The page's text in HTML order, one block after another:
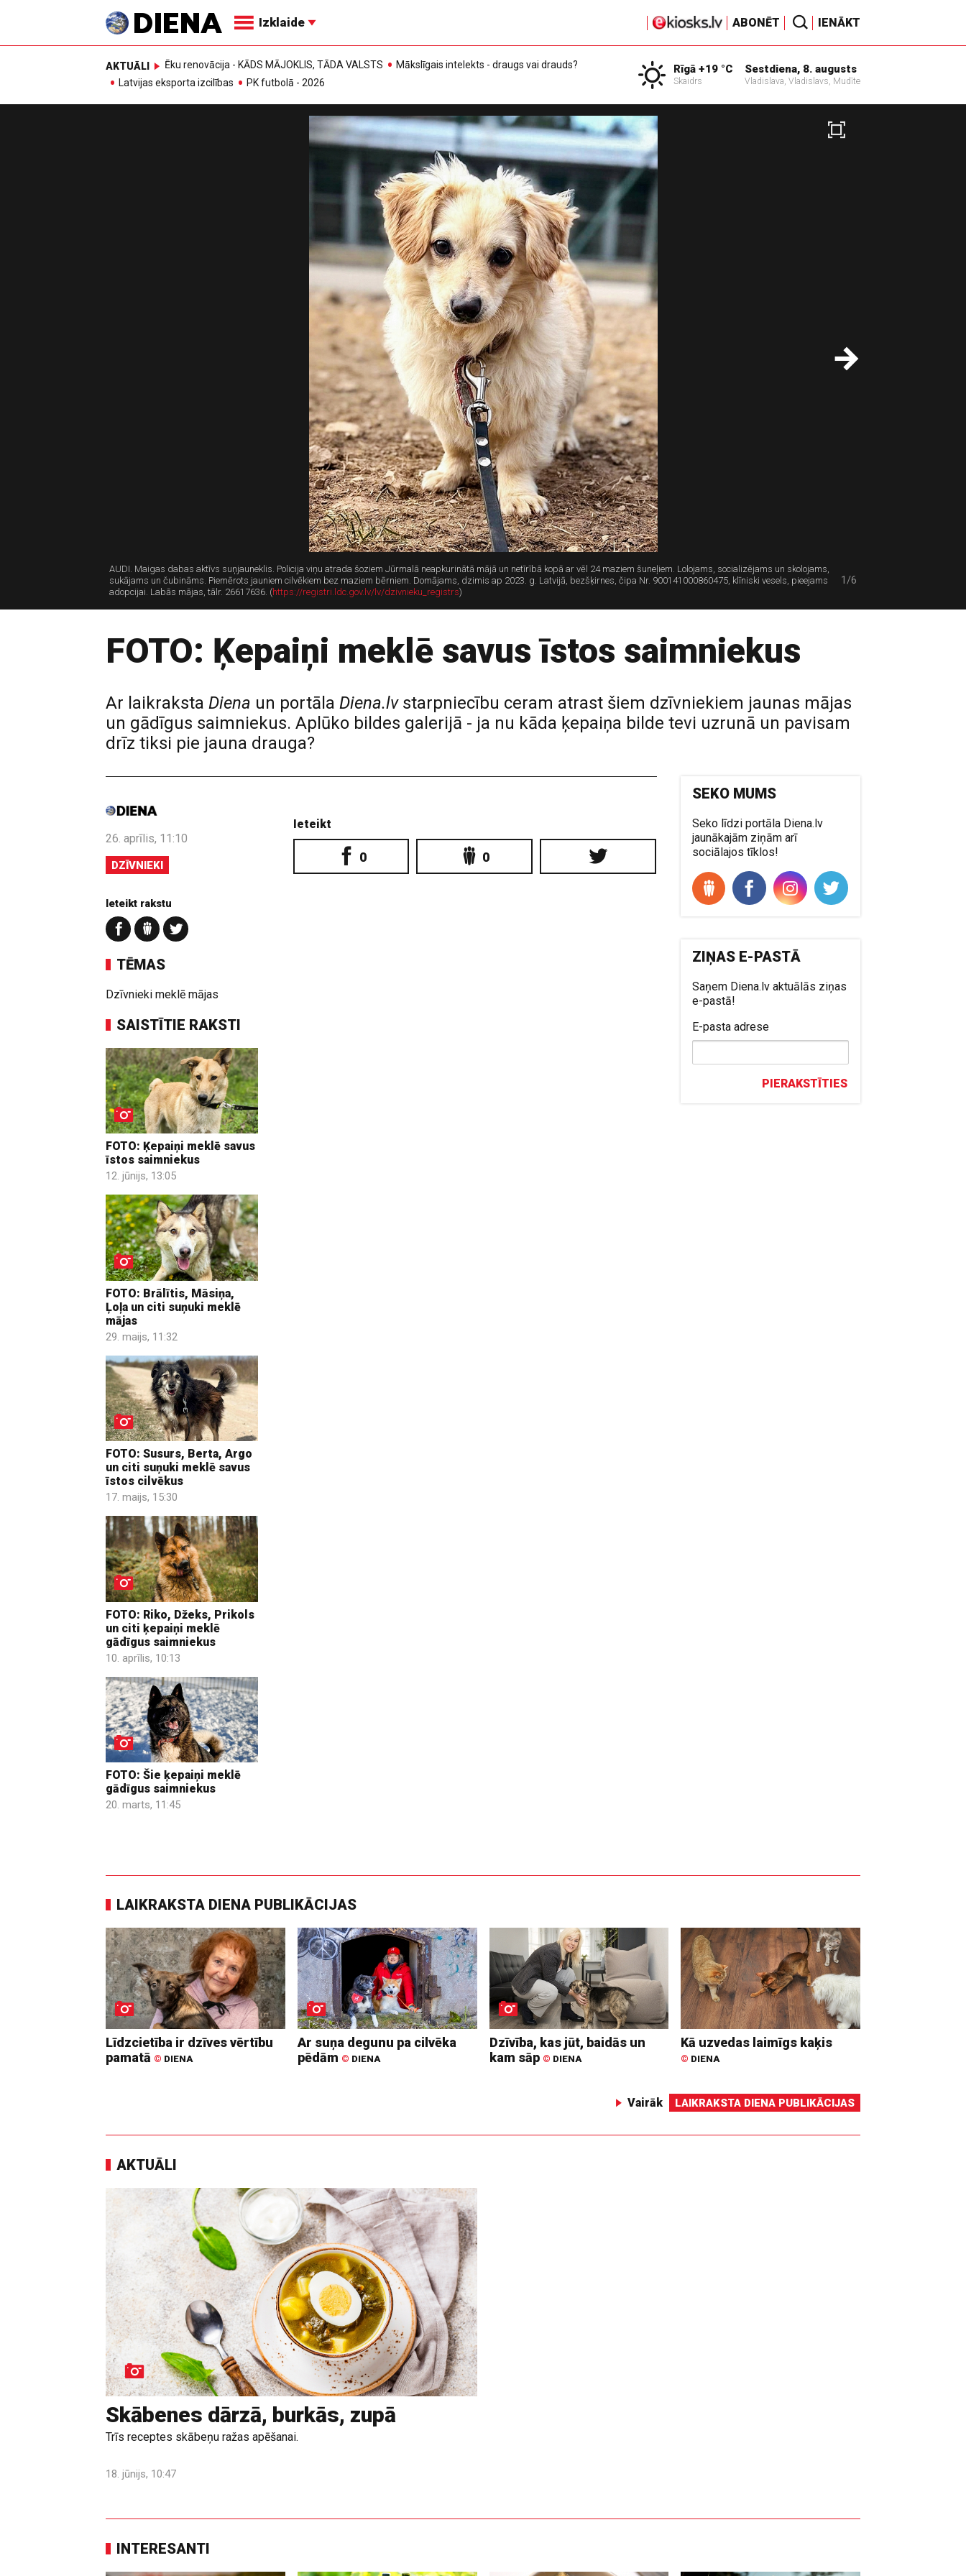
Izklaide ABONĒT IENĀKT
AKTUĀLI Ēku renovācija - KĀDS MĀJOKLIS, TĀDA VALSTS
Mākslīgais intelekts - draugs vai drauds?
Latvijas eksporta izcilības
PK futbolā - 2026
Rīgā +19 °C
Skaidrs
Sestdiena, 8. augusts
Vladislava, Vladislavs, Mudīte
AUDI. Maigas dabas aktīvs suņjauneklis. Policija viņu atrada šoziem Jūrmalā neapkurinātā mājā un netīrībā kopā ar vēl 24 maziem šuneļiem. Lolojams, socializējams un skolojams,
sukājams un čubināms. Piemērots jauniem cilvēkiem bez maziem bērniem. Domājams, dzimis ap 2023. g. Latvijā, bezšķirnes, čipa Nr. 900141000860475, klīniski vesels, pieejams
adopcijai. Labās mājas, tālr. 26617636. (https://registri.ldc.gov.lv/lv/dzivnieku_registrs)
1/6
FOTO: Ķepaiņi meklē savus īstos saimniekus
Ar laikraksta Diena un portāla Diena.lvstarpniecību ceram atrast šiem dzīvniekiem jaunas mājas
un gādīgus saimniekus. Aplūko bildes galerijā - ja nu kāda ķepaiņa bilde tevi uzrunā un pavisam
drīz tiksi pie jauna drauga?
26. aprīlis, 11:10
DZĪVNIEKI
Ieteikt rakstu
TĒMAS
Dzīvnieki meklē mājas
SAISTĪTIE RAKSTI
FOTO: Ķepaiņi meklē savus
īstos saimniekus
12. jūnijs, 13:05
FOTO: Brālītis, Māsiņa,
Ļoļa un citi suņuki meklē
mājas
29. maijs, 11:32
FOTO: Susurs, Berta, Argo
un citi suņuki meklē savus
īstos cilvēkus
17. maijs, 15:30
FOTO: Riko, Džeks, Prikols
un citi ķepaiņi meklē
gādīgus saimniekus
10. aprīlis, 10:13
FOTO: Šie ķepaiņi meklē
gādīgus saimniekus
20. marts, 11:45
Ieteikt
0 0
SEKO MUMS
Seko līdzi portāla Diena.lv
jaunākajām ziņām arī
sociālajos tīklos!
ZIŅAS E-PASTĀ
Saņem Diena.lv aktuālās ziņas
e-pastā!
E-pasta adrese
PIERAKSTĪTIES
LAIKRAKSTA DIENA PUBLIKĀCIJAS
Līdzcietība ir dzīves vērtību
pamatā © DIENA
Ar suņa degunu pa cilvēka
pēdām © DIENA
Dzīvība, kas jūt, baidās un
kam sāp © DIENA
Kā uzvedas laimīgs kaķis
© DIENA
Vairāk LAIKRAKSTA DIENA PUBLIKĀCIJAS
AKTUĀLI
Skābenes dārzā, burkās, zupā
Trīs receptes skābeņu ražas apēšanai.
18. jūnijs, 10:47
INTERESANTI